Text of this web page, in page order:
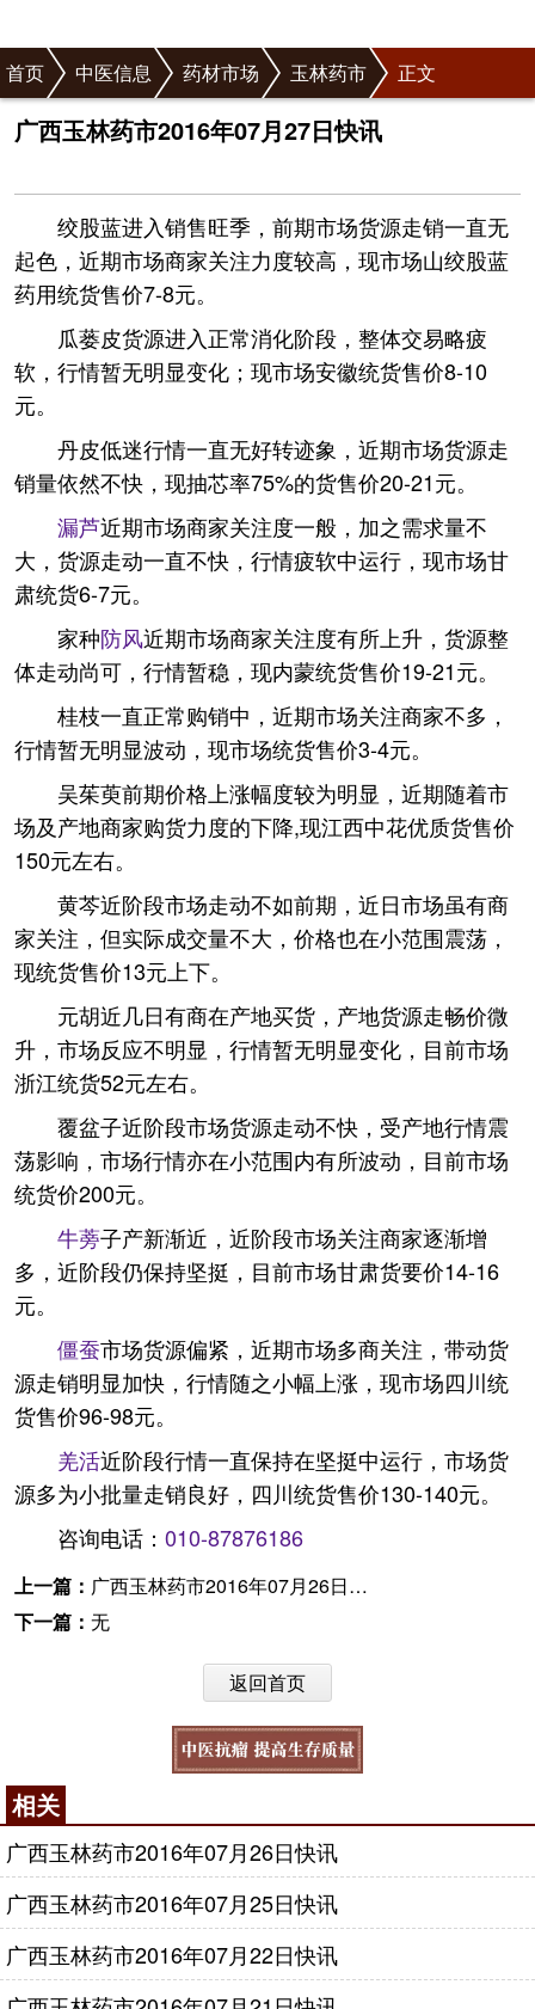
首页 中医信息 药材市场 玉林药市 正文
广西玉林药市2016年07月27日快讯
绞股蓝进入销售旺季，前期市场货源走销一直无
起色，近期市场商家关注力度较高，现市场山绞股蓝
药用统货售价7-8元。
瓜蒌皮货源进入正常消化阶段，整体交易略疲
软，行情暂无明显变化；现市场安徽统货售价8-10
元。
丹皮低迷行情一直无好转迹象，近期市场货源走
销量依然不快，现抽芯率75%的货售价20-21元。
漏芦近期市场商家关注度一般，加之需求量不
大，货源走动一直不快，行情疲软中运行，现市场甘
肃统货6-7元。
家种防风近期市场商家关注度有所上升，货源整
体走动尚可，行情暂稳，现内蒙统货售价19-21元。
桂枝一直正常购销中，近期市场关注商家不多，
行情暂无明显波动，现市场统货售价3-4元。
吴茱萸前期价格上涨幅度较为明显，近期随着市
场及产地商家购货力度的下降,现江西中花优质货售价
150元左右。
黄芩近阶段市场走动不如前期，近日市场虽有商
家关注，但实际成交量不大，价格也在小范围震荡，
现统货售价13元上下。
元胡近几日有商在产地买货，产地货源走畅价微
升，市场反应不明显，行情暂无明显变化，目前市场
浙江统货52元左右。
覆盆子近阶段市场货源走动不快，受产地行情震
荡影响，市场行情亦在小范围内有所波动，目前市场
统货价200元。
牛蒡子产新渐近，近阶段市场关注商家逐渐增
多，近阶段仍保持坚挺，目前市场甘肃货要价14-16
元。
僵蚕市场货源偏紧，近期市场多商关注，带动货
源走销明显加快，行情随之小幅上涨，现市场四川统
货售价96-98元。
羌活近阶段行情一直保持在坚挺中运行，市场货
源多为小批量走销良好，四川统货售价130-140元。
咨询电话： 010-87876186
上一篇： 广西玉林药市2016年07月26日快讯
下一篇： 无
返回首页
相关
广西玉林药市2016年07月26日快讯
广西玉林药市2016年07月25日快讯
广西玉林药市2016年07月22日快讯